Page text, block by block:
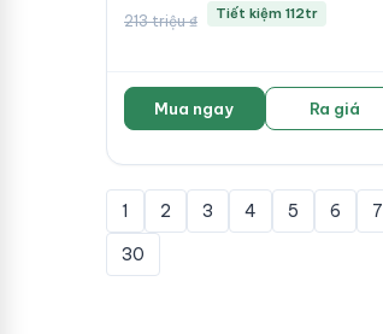
213 triệu ₫ Tiết kiệm 112tr
Mua ngay Ra giá
1 2 3 4 5 6 7
30